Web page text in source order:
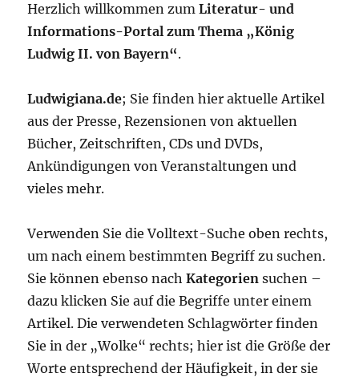
Herzlich willkommen zumLiteratur- und
Informations-Portal zum Thema „König
Ludwig II. von Bayern“.
Ludwigiana.de; Sie finden hier aktuelle Artikel
aus der Presse, Rezensionen von aktuellen
Bücher, Zeitschriften, CDs und DVDs,
Ankündigungen von Veranstaltungen und
vieles mehr.
Verwenden Sie die Volltext-Suche oben rechts,
um nach einem bestimmten Begriff zu suchen.
Sie können ebenso nachKategorien suchen –
dazu klicken Sie auf die Begriffe unter einem
Artikel. Die verwendeten Schlagwörter finden
Sie in der „Wolke“ rechts; hier ist die Größe der
Worte entsprechend der Häufigkeit, in der sie